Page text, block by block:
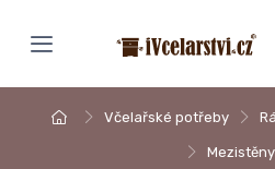
Včelařské potřeby
Mezistěny